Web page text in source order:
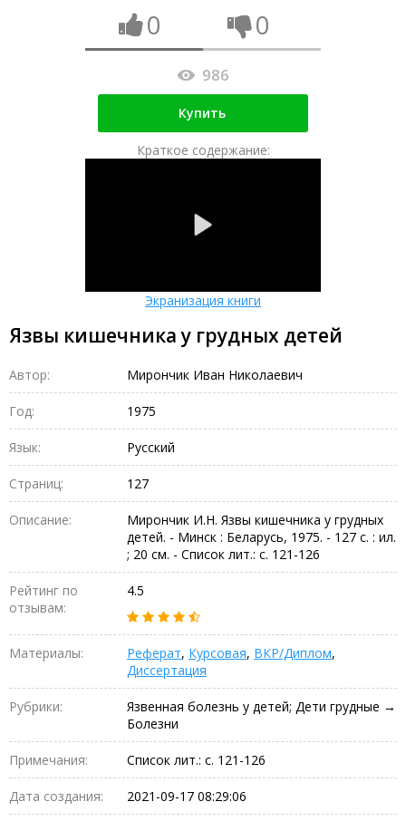
0 0
986
Купить
Краткое содержание:
Экранизация книги
Язвы кишечника у грудных детей
Автор: Мирончик Иван Николаевич
Год: 1975
Язык: Русский
Страниц: 127
Описание:
Мирончик И.Н. Язвы кишечника у грудных
детей. - Минск : Беларусь, 1975. - 127 с. : ил.
; 20 см. - Список лит.: с. 121-126
Рейтинг по
отзывам:
4.5
Материалы: Реферат, Курсовая, ВКР/Диплом,
Диссертация
Рубрики:
Язвенная болезнь у детей; Дети грудные →
Болезни
Примечания: Список лит.: с. 121-126
Дата создания: 2021-09-17 08:29:06